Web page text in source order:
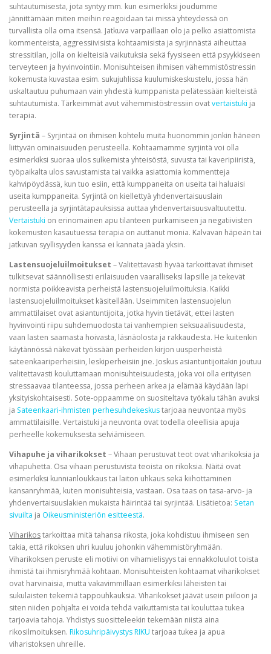
suhtautumisesta, jota syntyy mm. kun esimerkiksi joudumme
jännittämään miten meihin reagoidaan tai missä yhteydessä on
turvallista olla oma itsensä. Jatkuva varpaillaan olo ja pelko asiattomista
kommenteista, aggressiivisista kohtaamisista ja syrjinnästä aiheuttaa
stressitilan, jolla on kielteisiä vaikutuksia sekä fyysiseen että psyykkiseen
terveyteen ja hyvinvointiin. Monisuhteisen ihmisen vähemmistöstressin
kokemusta kuvastaa esim. sukujuhlissa kuulumiskeskustelu, jossa hän
uskaltautuu puhumaan vain yhdestä kumppanista pelätessään kielteistä
suhtautumista. Tärkeimmät avut vähemmistöstressiin ovatvertaistuki ja
terapia.
Syrjintä – Syrjintää on ihmisen kohtelu muita huonommin jonkin häneen
liittyvän ominaisuuden perusteella. Kohtaamamme syrjintä voi olla
esimerkiksi suoraa ulos sulkemista yhteisöstä, suvusta tai kaveripiiristä,
työpaikalta ulos savustamista tai vaikka asiattomia kommentteja
kahvipöydässä, kun tuo esiin, että kumppaneita on useita tai haluaisi
useita kumppaneita. Syrjintä on kiellettyä yhdenvertaisuuslain
perusteella ja syrjintätapauksissa auttaa yhdenvertaisuusvaltuutettu.
Vertaistuki on erinomainen apu tilanteen purkamiseen ja negatiivisten
kokemusten kasautuessa terapia on auttanut monia. Kalvavan häpeän tai
jatkuvan syyllisyyden kanssa ei kannata jäädä yksin.
Lastensuojeluilmoitukset – Valitettavasti hyvää tarkoittavat ihmiset
tulkitsevat säännöllisesti erilaisuuden vaaralliseksi lapsille ja tekevät
normista poikkeavista perheistä lastensuojeluilmoituksia. Kaikki
lastensuojeluilmoitukset käsitellään. Useimmiten lastensuojelun
ammattilaiset ovat asiantuntijoita, jotka hyvin tietävät, ettei lasten
hyvinvointi riipu suhdemuodosta tai vanhempien seksuaalisuudesta,
vaan lasten saamasta hoivasta, läsnäolosta ja rakkaudesta. He kuitenkin
käytännössä näkevät työssään perheiden kirjon uusperheistä
sateenkaariperheisiin, leskiperheisiin jne. Joskus asiantuntijoitakin joutuu
valitettavasti kouluttamaan monisuhteisuudesta, joka voi olla erityisen
stressaavaa tilanteessa, jossa perheen arkea ja elämää käydään läpi
yksityiskohtaisesti. Sote-oppaamme on suositeltava työkalu tähän avuksi
ja Sateenkaari-ihmisten perhesuhdekeskustarjoaa neuvontaa myös
ammattilaisille. Vertaistuki ja neuvonta ovat todella oleellisia apuja
perheelle kokemuksesta selviämiseen.
Vihapuhe ja viharikokset – Vihaan perustuvat teot ovat viharikoksia ja
vihapuhetta. Osa vihaan perustuvista teoista on rikoksia. Näitä ovat
esimerkiksi kunnianloukkaus tai laiton uhkaus sekä kiihottaminen
kansanryhmää, kuten monisuhteisia, vastaan. Osa taas on tasa-arvo- ja
yhdenvertaisuuslakien mukaista häirintää tai syrjintää. Lisätietoa: Setan
sivuilta ja Oikeusministeriön esitteestä.
Viharikostarkoittaa mitä tahansa rikosta, joka kohdistuu ihmiseen sen
takia, että rikoksen uhri kuuluu johonkin vähemmistöryhmään.
Viharikoksen peruste eli motiivi on vihamielisyys tai ennakkoluulot toista
ihmistä tai ihmisryhmää kohtaan. Monisuhteisten kohtaamat viharikokset
ovat harvinaisia, mutta vakavimmillaan esimerkiksi läheisten tai
sukulaisten tekemiä tappouhkauksia. Viharikokset jäävät usein piiloon ja
siten niiden pohjalta ei voida tehdä vaikuttamista tai kouluttaa tukea
tarjoavia tahoja. Yhdistys suositteleekin tekemään niistä aina
rikosilmoituksen. Rikosuhripäivystys RIKU tarjoaa tukea ja apua
viharistoksen uhreille.